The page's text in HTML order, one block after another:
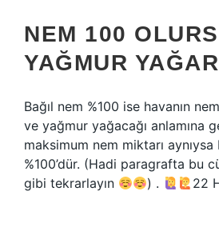
NEM 100
YAĞMUR
Bağıl nem %100 ise havanın
ve yağmur yağacağı anlamına
maksimum nem miktarı aynıysa
%100’dür. (Hadi paragrafta bu
gibi tekrarlayın
) . 22